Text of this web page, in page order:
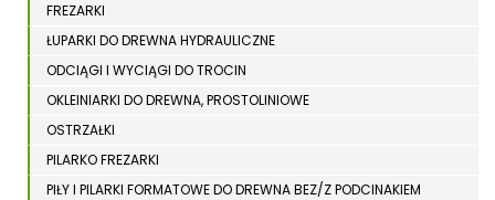
FREZARKI
ŁUPARKI DO DREWNA HYDRAULICZNE
ODCIĄGI I WYCIĄGI DO TROCIN
OKLEINIARKI DO DREWNA, PROSTOLINIOWE
OSTRZAŁKI
PILARKO FREZARKI
PIŁY I PILARKI FORMATOWE DO DREWNA BEZ/Z PODCINAKIEM